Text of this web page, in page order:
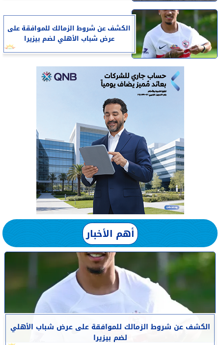
الكشف عن شروط الزمالك للموافقة على
عرض شباب الأهلي لضم بيزيرا
أهم الأخبار
الكشف عن شروط الزمالك للموافقة على عرض شباب الأهلي
لضم بيزيرا